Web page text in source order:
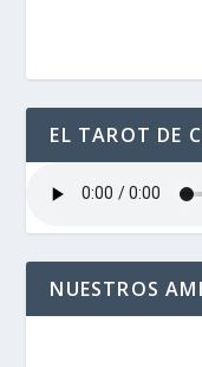
EL TAROT DE
NUESTROS